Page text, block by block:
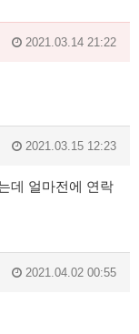
2021.03.14 21:22
2021.03.15 12:23
데 얼마전에 연락
2021.04.02 00:55